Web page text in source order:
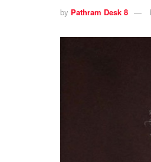
by Pathram Desk 8